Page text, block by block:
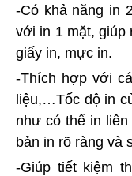
-Có khả năng in
với in 1 mặt, giúp
giấy in, mực in.
-Thích hợp với
liệu,…Tốc độ in
như có thể in
bản in rõ ràng và
-Giúp tiết kiệm